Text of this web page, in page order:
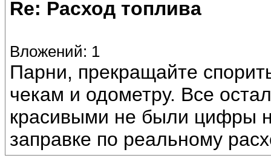
Re: Расход топлива
Вложений: 1
Парни, прекращайте
чекам и одометру. Все
красивыми не были цифры
заправке по реальному